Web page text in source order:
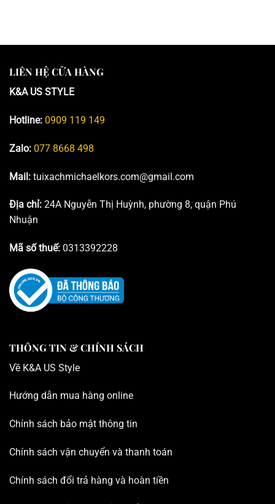
LIÊN HỆ CỬA HÀNG
K&A US STYLE
Hotline: 0909 119 149
Zalo: 077 8668 498
Mail: tuixachmichaelkors.com@gmail.com
Địa chỉ: 24A Nguyễn Thị Huỳnh, phường 8, quận Phú
Nhuận
Mã số thuế: 0313392228
THÔNG TIN & CHÍNH SÁCH
Về K&A US Style
Hướng dẫn mua hàng online
Chính sách bảo mật thông tin
Chính sách vận chuyển và thanh toán
Chính sách đổi trả hàng và hoàn tiền